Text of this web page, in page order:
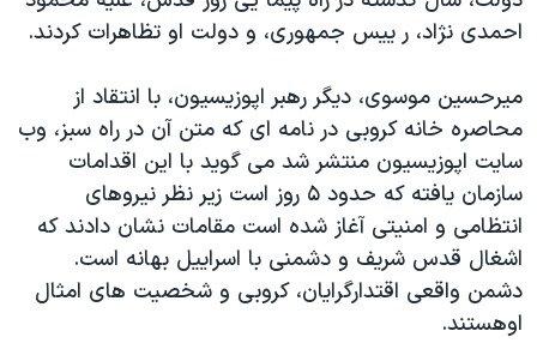
صفحه‌های ویژه
احمدی نژاد، ر ییس جمهوری، و دولت او تظاهرات کردند.
میرحسین موسوی، دیگر رهبر اپوزیسیون، با انتقاد از
محاصره خانه کروبی در نامه ای که متن آن در راه سبز، وب
سایت اپوزیسیون منتشر شد می گوید با این اقدامات
سازمان یافته که حدود ۵ روز است زیر نظر نیروهای
انتظامی و امنیتی آغاز شده است مقامات نشان دادند که
اشغال قدس شریف و دشمنی با اسراییل بهانه است.
دشمن واقعی اقتدارگرایان، کروبی و شخصیت های امثال
اوهستند.